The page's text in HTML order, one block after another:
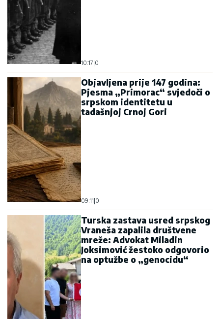
10:17 0
Objavljena prije 147 godina:
Pjesma „Primorac“ svjedoči o
srpskom identitetu u
tadašnjoj Crnoj Gori
09:11 0
Turska zastava usred srpskog
Vraneša zapalila društvene
mreže: Advokat Miladin
Joksimović žestoko odgovorio
na optužbe o „genocidu“